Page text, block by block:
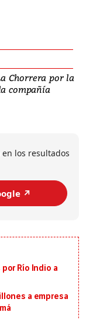
Chorrera por la
compañía
los resultados
↗️
Río Indio a
a empresa